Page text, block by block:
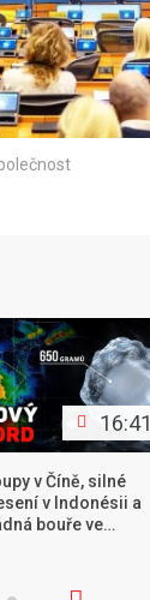
16:41
v Číně, silné
v Indonésii a
bouře ve